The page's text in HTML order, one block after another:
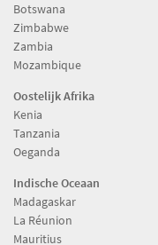
Botswana
Zimbabwe
Zambia
Mozambique
Oostelijk Afrika
Kenia
Tanzania
Oeganda
Indische Oceaan
Madagaskar
La Réunion
Mauritius